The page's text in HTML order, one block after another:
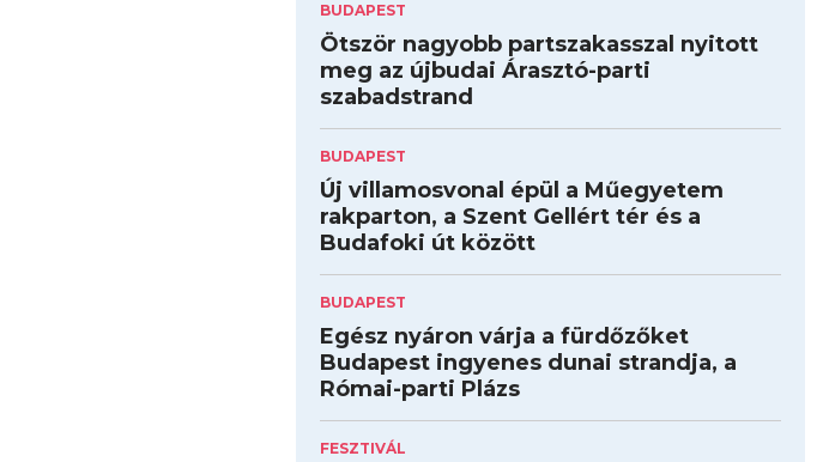
BUDAPEST
Ötször nagyobb partszakasszal nyitott
meg az újbudai Árasztó-parti
szabadstrand
BUDAPEST
Új villamosvonal épül a Műegyetem
rakparton, a Szent Gellért tér és a
Budafoki út között
BUDAPEST
Egész nyáron várja a fürdőzőket
Budapest ingyenes dunai strandja, a
Római-parti Plázs
FESZTIVÁL